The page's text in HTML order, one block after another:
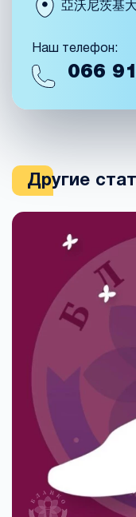
亞沃尼茨基
Наш телефон:
066
Другие